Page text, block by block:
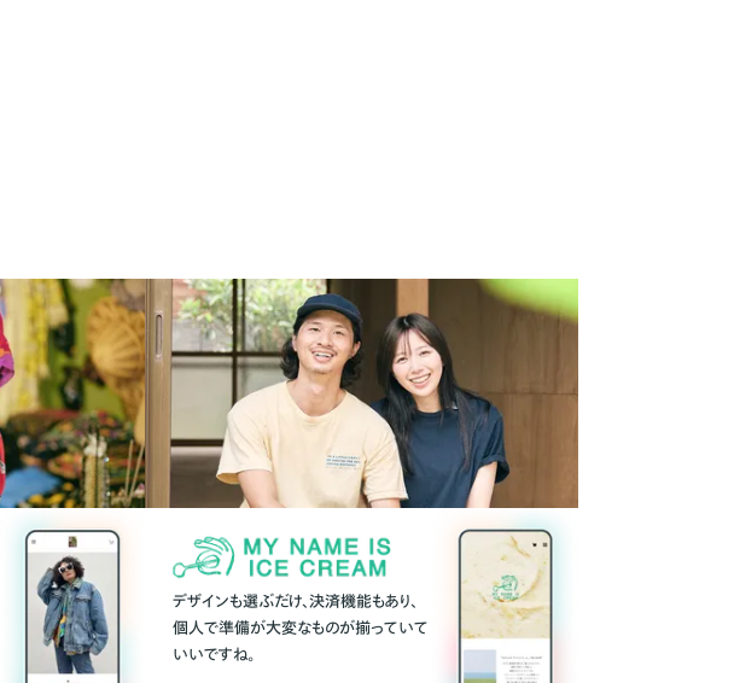
デザインも選ぶだけ、決済機能もあり、
個人で準備が大変なものが揃っていて
いいですね。